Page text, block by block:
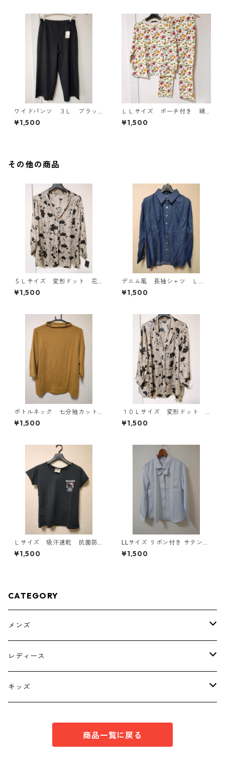
ワイドパンツ ３Ｌ ブラッ
ク KAE-4697
¥1,500
ＬＬサイズ ポーチ付き 綿
１００％ 花柄 トラベルパ
ジャマ ホワイト KAE-4578
¥1,500
その他の商品
５Ｌサイズ 変形ドット 花
柄 ボウタイブラウス オフ
ホワイト KAE-4764
¥1,500
デニム風 長袖シャツ Ｌ
Ｌ ブルー KAE-4801
¥1,500
ボトルネック 七分袖カット
ソー ４Ｌ マスタード KA
E-4817
¥1,500
１０Ｌサイズ 変形ドット
花柄 ボウタイブラウス オ
フホワイト KAE-4776
¥1,500
Ｌサイズ 吸汗速乾 抗菌防
臭・消臭 ハローキティ ド
ライメッシュＴシャツ ブラ
¥1,500
LLサイズ リボン付き サテン調
シャツブラウス サックス ◆KI
Y-1301◆
¥1,500
CATEGORY
メンズ
トップス
ボトムス
レディース
トップス
キッズ
商品一覧に戻る